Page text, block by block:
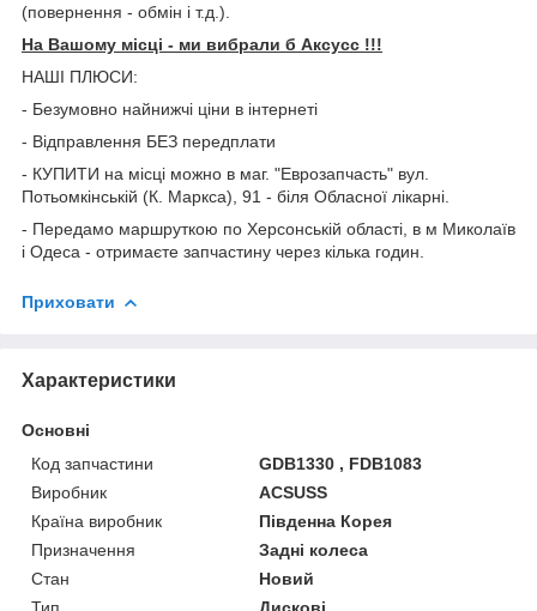
(повернення - обмін і т.д.).
На Вашому місці - ми вибрали б Aксусс !!!
НАШІ ПЛЮСИ:
- Безумовно найнижчі ціни в інтернеті
- Відправлення БЕЗ передплати
- КУПИТИ на місці можно в маг. "Еврозапчасть" вул.
Потьомкінській (К. Маркса), 91 - біля Обласної лікарні.
- Передамо маршруткою по Херсонській області, в м Миколаїв
і Одеса - отримаєте запчастину через кілька годин.
Приховати
Характеристики
Основні
Код запчастини
GDB1330 , FDB1083
Виробник
ACSUSS
Країна виробник
Південна Корея
Призначення
Задні колеса
Стан
Новий
Тип
Дискові